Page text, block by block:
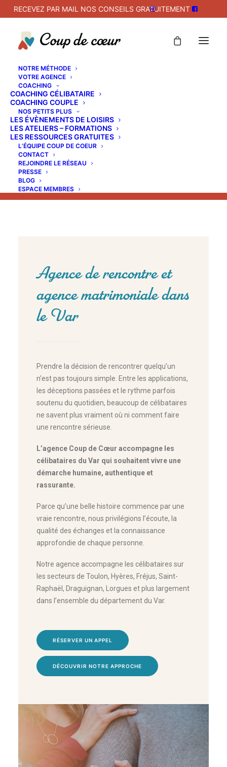
RECEVEZ PAR MAIL NOS CONSEILS GRATUITEMENT
NOTRE MÉTHODE
VOTRE AGENCE
COACHING
COACHING CÉLIBATAIRE
COACHING COUPLE
NOS PETITS PLUS
LES ÉVÈNEMENTS DE LOISIRS
LES ATELIERS – FORMATIONS
LES RESSOURCES GRATUITES
L’ÉQUIPE COUP DE COEUR
CONTACT
REJOINDRE LE RÉSEAU
PRESSE
BLOG
ESPACE MEMBRES
Remettons l’humain au coeur
des rencontres
avec l'agence Coup de Coeur
Agence de rencontre et
agence matrimoniale dans
le Var
Prendre la décision de rencontrer quelqu’un
n’est pas toujours simple. Entre les applications,
les déceptions passées et le rythme parfois
soutenu du quotidien, beaucoup de célibataires
ne savent plus vraiment où ni comment faire
une rencontre sérieuse.
L’agence Coup de Cœur accompagne les
célibataires du Var qui souhaitent vivre une
démarche humaine, authentique et
rassurante.
Parce qu’une belle histoire commence par une
vraie rencontre, nous privilégions l’écoute, la
qualité des échanges et la connaissance
approfondie de chaque personne.
Notre agence accompagne les célibataires sur
les secteurs de Toulon, Hyères, Fréjus, Saint-
Raphaël, Draguignan, Lorgues et plus largement
dans l’ensemble du département du Var.
RÉSERVER UN APPEL
DÉCOUVRIR NOTRE APPROCHE